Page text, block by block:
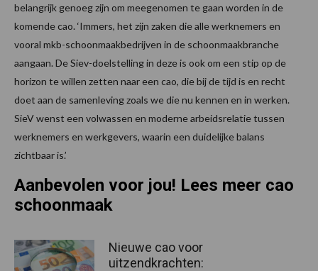
belangrijk genoeg zijn om meegenomen te gaan worden in de
komende cao. ‘Immers, het zijn zaken die alle werknemers en
vooral mkb-schoonmaakbedrijven in de schoonmaakbranche
aangaan. De Siev-doelstelling in deze is ook om een stip op de
horizon te willen zetten naar een cao, die bij de tijd is en recht
doet aan de samenleving zoals we die nu kennen en in werken.
SieV wenst een volwassen en moderne arbeidsrelatie tussen
werknemers en werkgevers, waarin een duidelijke balans
zichtbaar is.’
Aanbevolen voor jou! Lees meer cao
schoonmaak
Nieuwe cao voor
uitzendkrachten: